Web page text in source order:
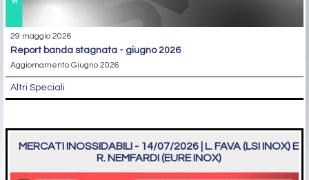
29 maggio 2026
report banda stagnata - giugno 2026
Aggiornamento Giugno 2026
Altri Speciali
MERCATI INOSSIDABILI - 14/07/2026 | L. FAVA (LSI INOX) E
R. NEMFARDI (EURE INOX)